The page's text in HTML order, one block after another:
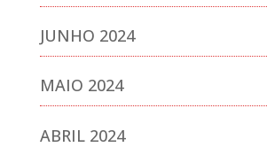
JUNHO 2024
MAIO 2024
ABRIL 2024